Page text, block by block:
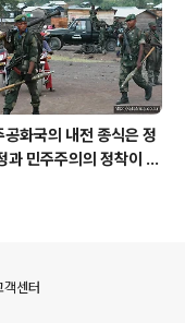
공화국의 내전 종식은 정
과 민주주의의 정착이 관
객센터